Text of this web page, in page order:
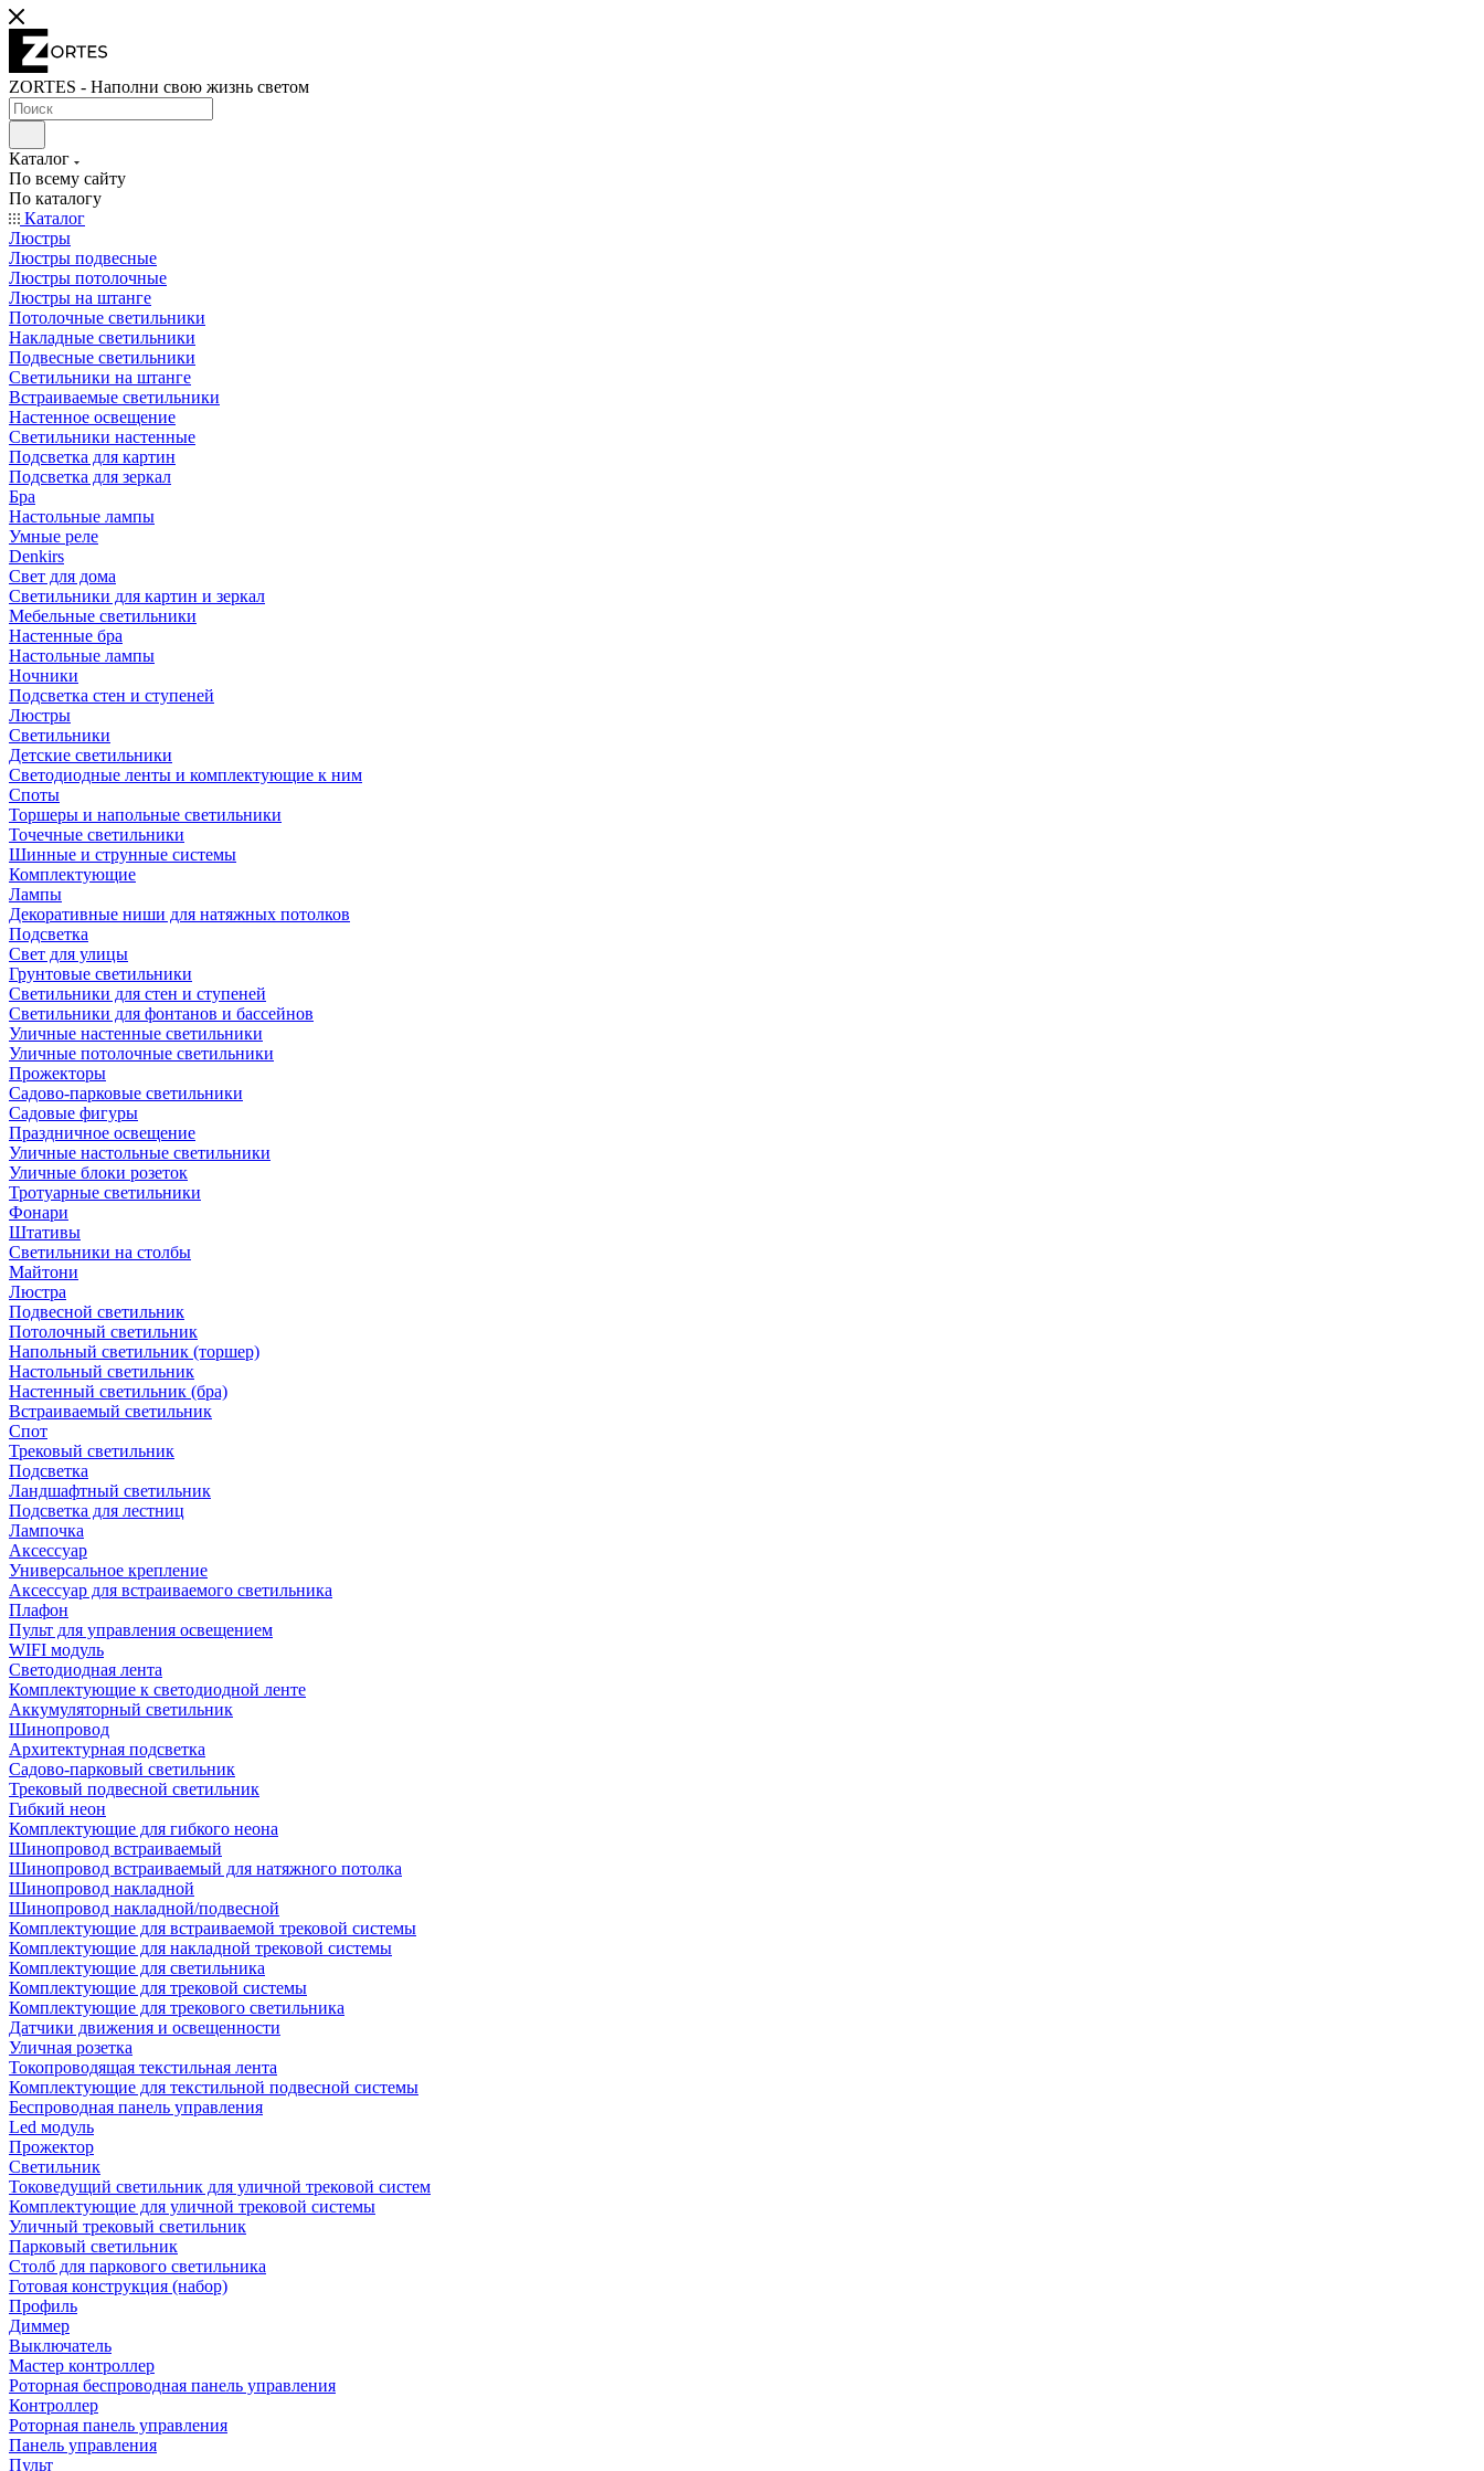
ZORTES - Наполни свою жизнь светом
Каталог
По всему сайту
По каталогу
Каталог
Люстры
Люстры подвесные
Люстры потолочные
Люстры на штанге
Потолочные светильники
Накладные светильники
Подвесные светильники
Светильники на штанге
Встраиваемые светильники
Настенное освещение
Светильники настенные
Подсветка для картин
Подсветка для зеркал
Бра
Настольные лампы
Умные реле
Denkirs
Свет для дома
Светильники для картин и зеркал
Мебельные светильники
Настенные бра
Настольные лампы
Ночники
Подсветка стен и ступеней
Люстры
Светильники
Детские светильники
Светодиодные ленты и комплектующие к ним
Споты
Торшеры и напольные светильники
Точечные светильники
Шинные и струнные системы
Комплектующие
Лампы
Декоративные ниши для натяжных потолков
Подсветка
Свет для улицы
Грунтовые светильники
Светильники для стен и ступеней
Светильники для фонтанов и бассейнов
Уличные настенные светильники
Уличные потолочные светильники
Прожекторы
Садово-парковые светильники
Садовые фигуры
Праздничное освещение
Уличные настольные светильники
Уличные блоки розеток
Тротуарные светильники
Фонари
Штативы
Светильники на столбы
Майтони
Люстра
Подвесной светильник
Потолочный светильник
Напольный светильник (торшер)
Настольный светильник
Настенный светильник (бра)
Встраиваемый светильник
Спот
Трековый светильник
Подсветка
Ландшафтный светильник
Подсветка для лестниц
Лампочка
Аксессуар
Универсальное крепление
Аксессуар для встраиваемого светильника
Плафон
Пульт для управления освещением
WIFI модуль
Светодиодная лента
Комплектующие к светодиодной ленте
Аккумуляторный светильник
Шинопровод
Архитектурная подсветка
Садово-парковый светильник
Трековый подвесной светильник
Гибкий неон
Комплектующие для гибкого неона
Шинопровод встраиваемый
Шинопровод встраиваемый для натяжного потолка
Шинопровод накладной
Шинопровод накладной/подвесной
Комплектующие для встраиваемой трековой системы
Комплектующие для накладной трековой системы
Комплектующие для светильника
Комплектующие для трековой системы
Комплектующие для трекового светильника
Датчики движения и освещенности
Уличная розетка
Токопроводящая текстильная лента
Комплектующие для текстильной подвесной системы
Беспроводная панель управления
Led модуль
Прожектор
Светильник
Токоведущий светильник для уличной трековой систем
Комплектующие для уличной трековой системы
Уличный трековый светильник
Парковый светильник
Столб для паркового светильника
Готовая конструкция (набор)
Профиль
Диммер
Выключатель
Мастер контроллер
Роторная беспроводная панель управления
Контроллер
Роторная панель управления
Панель управления
Пульт